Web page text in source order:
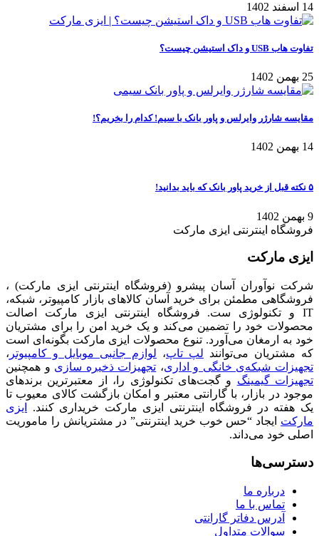
14 اسفند 1402
تفاوت هاب USB و داک استیشن چیست؟
25 بهمن 1402
مقایسه شارژر وایرلس و پاور بانک با سیم! کدام را بخریم؟!
14 بهمن 1402
۵ نکته قبل از خرید پاور بانک که باید بدانید!
9 بهمن 1402
فروشگاه اینترنتی ایزی مارکت
ایزی مارکت
شرکت نوآوران آسان پیشرو (فروشگاه اینترنتی ایزی مارکت) ،
فروشگاهی مطمئن برای خرید آسان کالاهای بازار کامپیوتر، شبکه،
IT و تکنولوژی ست. فروشگاه اینترنتی ایزی مارکت اصالت
محصولات خود را تضمین می‌کند و یک خرید امن را برای مشتریان
خود به ارمغان می‌آورد. تنوع محصولات ایزی مارکت بگونه‌ای است
که مشتریان می‌توانند لپ تاپ، لوازم جانبی موبایل و کامپیوتر ،
تجهیزات شبکه‌ی خانگی و اداری، تجهیزات ذخیره سازی و همچنین
تجهیزات گیمینگ و گجت‌های تکنولوژی را، از معتبرترین برندهای
موجود در بازار، با گارانتی معتبر و امکان بازگشت کالای معیوب تا
یک هفته در فروشگاه اینترنتی ایزی مارکت خریداری کنند.
ایزی
مارکت ایجاد “حس خوب خرید اینترنتی” در مشتریانش را ماموریت
اصلی خود می‌داند.
دسترسی‌ها
درباره ما
تماس با ما
آدرس دفاتر گارانتی
سوالات متداول